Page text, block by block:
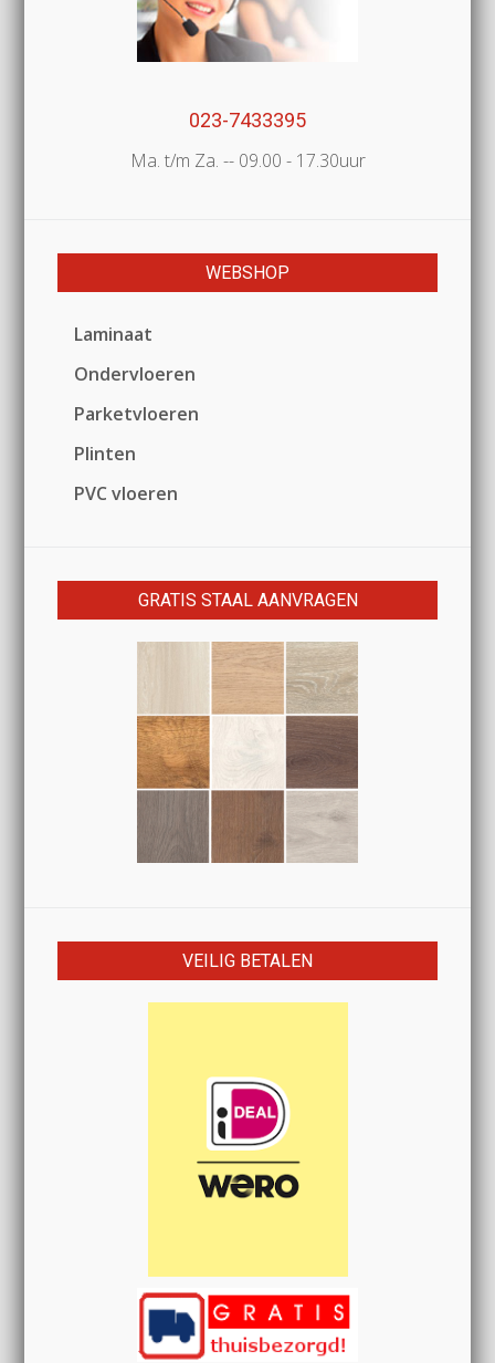
023-7433395
Ma. t/m Za. -- 09.00 - 17.30uur
WEBSHOP
Laminaat
Ondervloeren
Parketvloeren
Plinten
PVC vloeren
GRATIS STAAL AANVRAGEN
VEILIG BETALEN